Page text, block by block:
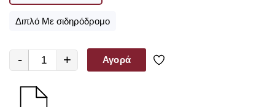
Διπλό Με σιδηρόδρομο
- + Αγορά